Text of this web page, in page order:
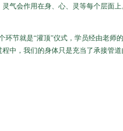
气会作用在身、心、灵等每个层面
环节就是“灌顶”仪式，学员经由老
中，我们的身体只是充当了承接管